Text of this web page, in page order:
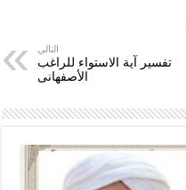
التالي
تفسير آية الاستواء للراغب
الأصفهانى